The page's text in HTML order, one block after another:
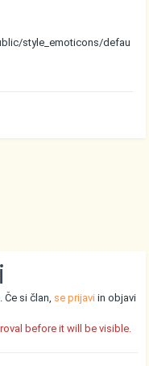
style_emoticons/defau
si član, se prijavi in objavi
before it will be visible.